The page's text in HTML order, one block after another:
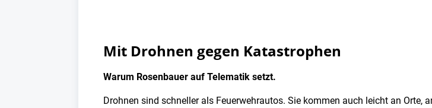
Mit Drohnen gegen Katastrophen
Warum Rosenbauer auf Telematik setzt.
Drohnen sind schneller als Feuerwehrautos. Sie kommen auch leicht an Orte,